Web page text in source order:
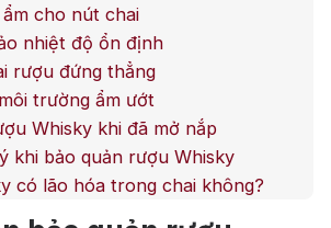
cho nút chai
nhiệt độ ổn định
rượu đứng thẳng
trường ẩm ướt
Whisky khi đã mở nắp
khi bảo quản rượu Whisky
có lão hóa trong chai không?